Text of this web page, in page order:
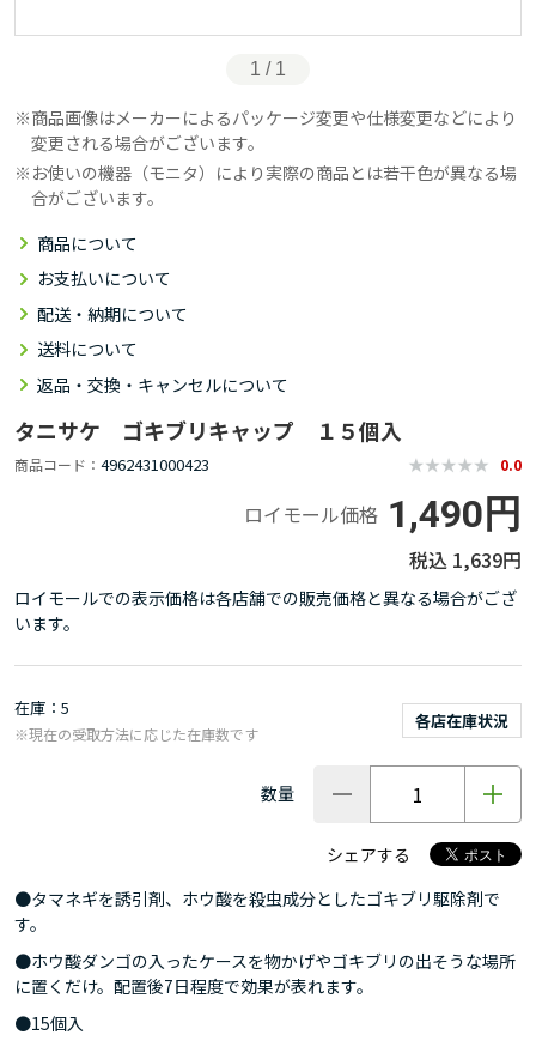
1 / 1
商品画像はメーカーによるパッケージ変更や仕様変更などにより
変更される場合がございます。
お使いの機器（モニタ）により実際の商品とは若干色が異なる場
合がございます。
商品について
お支払いについて
配送・納期について
送料について
返品・交換・キャンセルについて
タニサケ ゴキブリキャップ １５個入
商品コード 4962431000423 0.0
ロイモール価格 1,490円
1,639円
ロイモールでの表示価格は各店舗での販売価格と異なる場合がござ
います。
在庫 5
各店在庫状況
※現在の受取方法に応じた在庫数です
数量
シェアする
●タマネギを誘引剤、ホウ酸を殺虫成分としたゴキブリ駆除剤で
す。
●ホウ酸ダンゴの入ったケースを物かげやゴキブリの出そうな場所
に置くだけ。配置後7日程度で効果が表れます。
●15個入